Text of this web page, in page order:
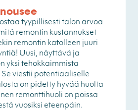
tyypillisesti talon arvoa
remontin kustannukset
remontin katolleen juuri
Uusi, näyttävä ja
yksi tehokkaimmista
viestii potentiaaliselle
on pidetty hyvää huolta
remonttihuoli on poissa
vuosiksi eteenpäin.